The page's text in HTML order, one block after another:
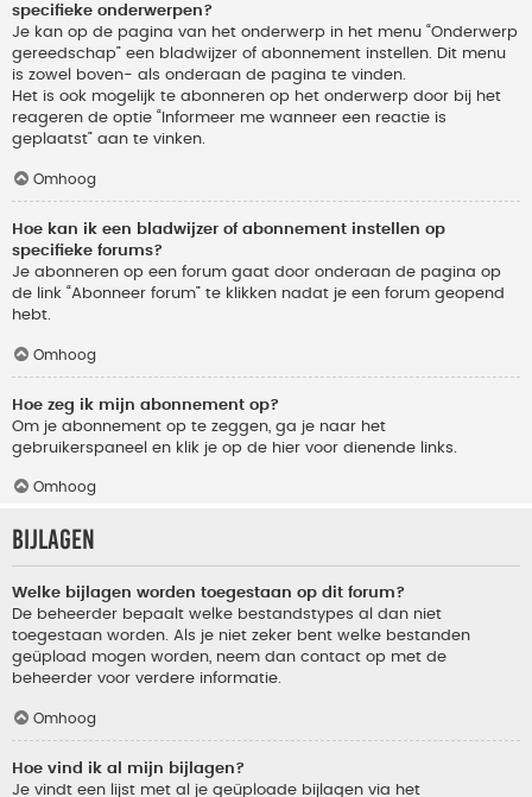
specifieke onderwerpen?
Je kan op de pagina van het onderwerp in het menu “Onderwerp
gereedschap” een bladwijzer of abonnement instellen. Dit menu
is zowel boven- als onderaan de pagina te vinden.
Het is ook mogelijk te abonneren op het onderwerp door bij het
reageren de optie “Informeer me wanneer een reactie is
geplaatst” aan te vinken.
Omhoog
Hoe kan ik een bladwijzer of abonnement instellen op
specifieke forums?
Je abonneren op een forum gaat door onderaan de pagina op
de link “Abonneer forum” te klikken nadat je een forum geopend
hebt.
Omhoog
Hoe zeg ik mijn abonnement op?
Om je abonnement op te zeggen, ga je naar het
gebruikerspaneel en klik je op de hier voor dienende links.
Omhoog
Bijlagen
Welke bijlagen worden toegestaan op dit forum?
De beheerder bepaalt welke bestandstypes al dan niet
toegestaan worden. Als je niet zeker bent welke bestanden
geüpload mogen worden, neem dan contact op met de
beheerder voor verdere informatie.
Omhoog
Hoe vind ik al mijn bijlagen?
Je vindt een lijst met al je geüploade bijlagen via het